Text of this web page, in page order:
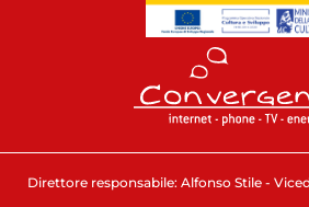
Direttore responsabile: Alfonso Stile -